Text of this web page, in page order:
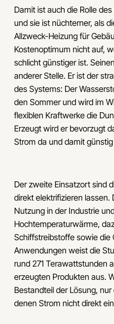
Damit ist auch die Rolle
und sie ist nüchterner, als
Allzweck-Heizung für
Kostenoptimum nicht auf,
schlicht günstiger ist.
anderer Stelle. Er ist der
des Systems: Der
den Sommer und wird im
flexiblen Kraftwerke die
Erzeugt wird er bevorzugt
Strom da und damit günstig
Der zweite Einsatzort sind
direkt elektrifizieren
Nutzung in der Industrie
Hochtemperaturwärme,
Schiffstreibstoffe sowie die
Anwendungen weist die
rund 271 Terawattstunden
erzeugten Produkten aus.
Bestandteil der Lösung,
denen Strom nicht direkt